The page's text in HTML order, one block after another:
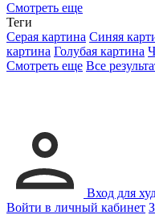
Смотреть еще
Теги
Серая картина Синяя
картина Голубая картина
Смотреть еще Все
Вход для
Войти в личный кабинет